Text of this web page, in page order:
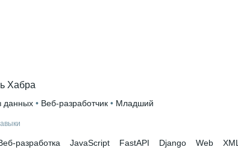
технологий и компьютерной безопасности
Хабра
данных • Веб-разработчик • Младший
разработка JavaScript FastAPI Django Web XML